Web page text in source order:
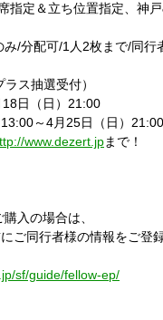
指定＆立ち位置指定、神戸
み/分配可/1 人 2枚まで/同行
ス抽選受付）
18日（日） 21:00
13:00～4月 25日（日） 21:00
www.dezert.jpまで！
入の場合は、
同行者様の情報をご登
sf/guide/fellow-ep/